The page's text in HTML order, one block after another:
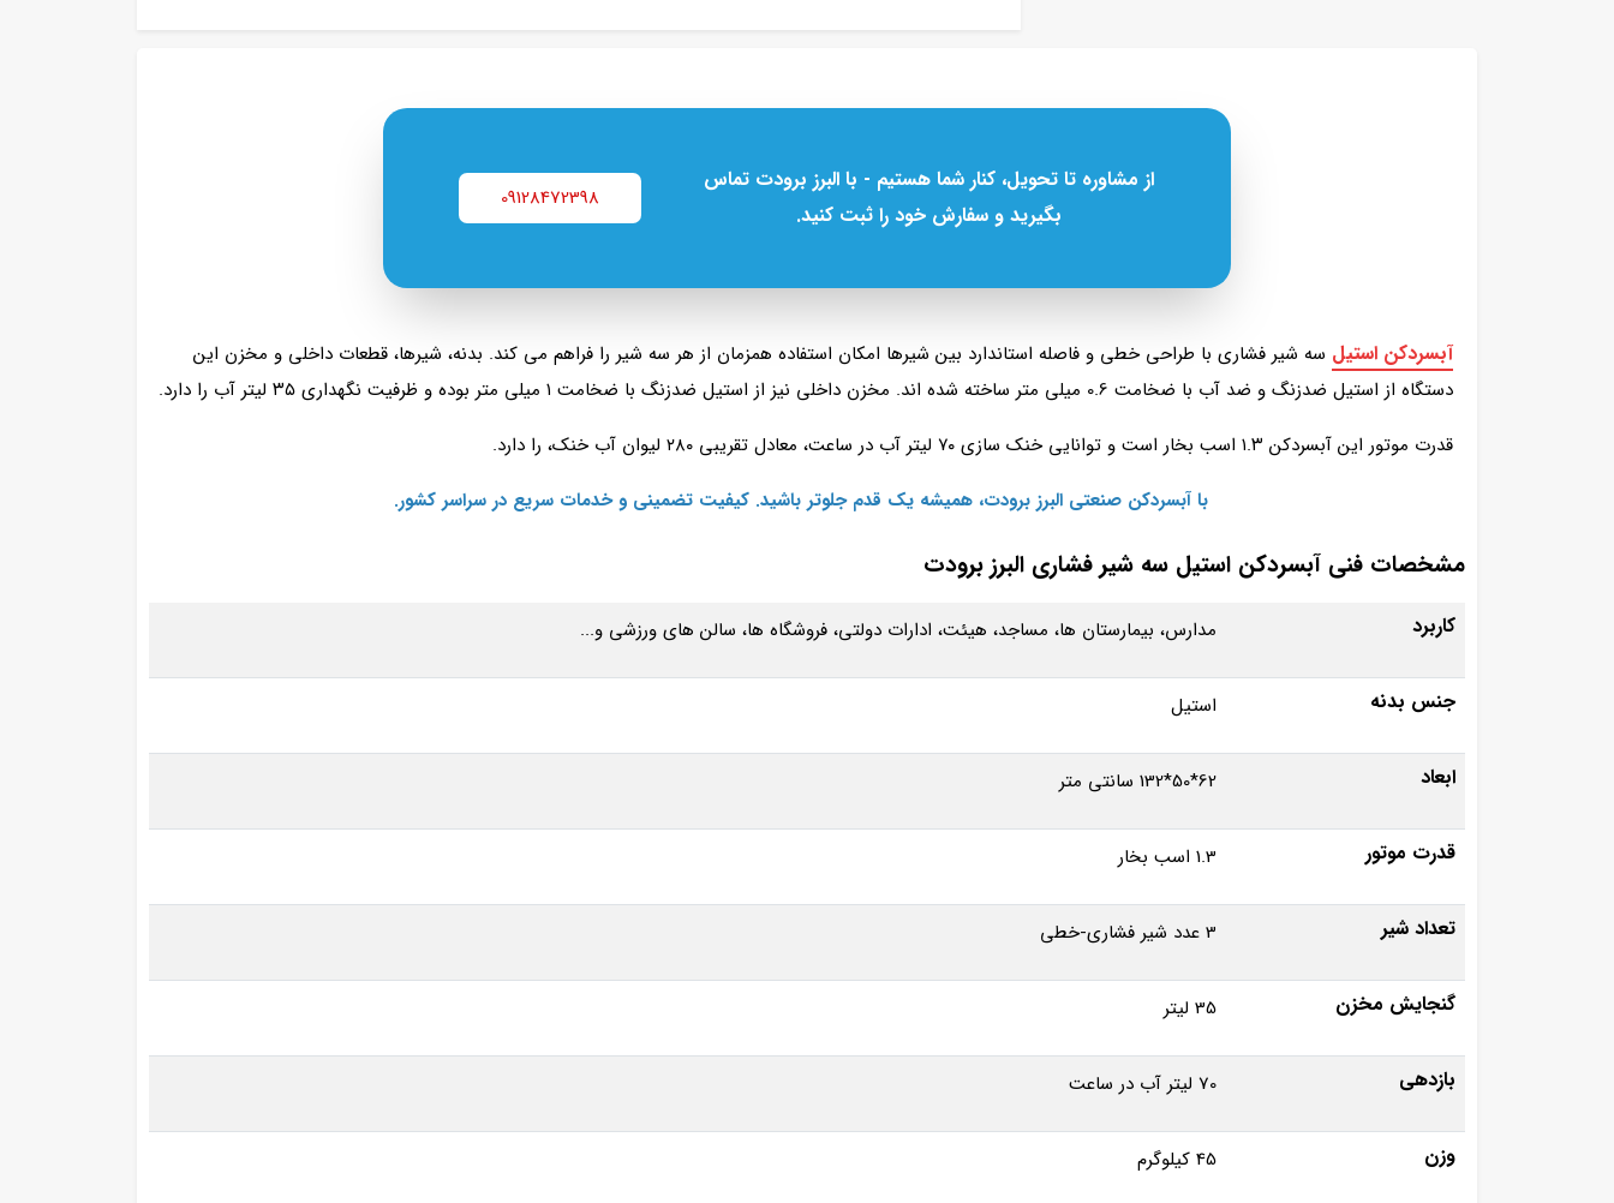
از مشاوره تا تحویل، کنار شما هستیم - با البرز برودت تماس
بگیرید و سفارش خود را ثبت کنید.
09128472398
آبسردکن استیل سه شیر فشاری با طراحی خطی و فاصله استاندارد بین شیرها امکان استفاده همزمان از هر سه شیر را فراهم می‌ کند. بدنه، شیرها، قطعات داخلی و مخزن این
دستگاه از استیل ضدزنگ و ضد آب با ضخامت 0.6 میلی‌ متر ساخته شده‌ اند. مخزن داخلی نیز از استیل ضدزنگ با ضخامت ۱ میلی‌ متر بوده و ظرفیت نگهداری ۳۵ لیتر آب را دارد.
قدرت موتور این آبسردکن ۱.۳ اسب بخار است و توانایی خنک‌ سازی ۷۰ لیتر آب در ساعت، معادل تقریبی ۲۸۰ لیوان آب خنک، را دارد.
با آبسردکن صنعتی البرز برودت، همیشه یک قدم جلوتر باشید. کیفیت تضمینی و خدمات سریع در سراسر کشور.
مشخصات فنی آبسردکن استیل سه شیر فشاری البرز برودت
کاربرد مدارس، بیمارستان ها، مساجد، هیئت، ادارات دولتی، فروشگاه‌ ها، سالن های ورزشی و...
جنس بدنه استیل
ابعاد 62*50*132 سانتی متر
قدرت موتور 1.3 اسب بخار
تعداد شیر 3 عدد شیر فشاری-خطی
گنجایش مخزن 35 لیتر
بازدهی 70 لیتر آب در ساعت
وزن 45 کیلوگرم